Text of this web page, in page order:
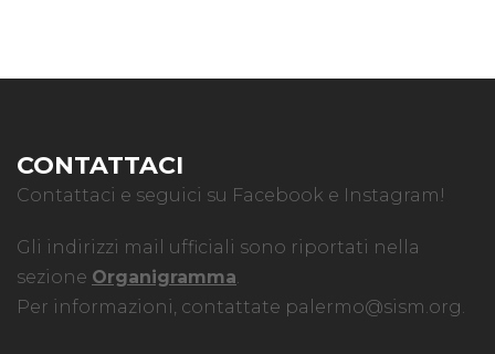
CONTATTACI
Contattaci e seguici su Facebook e Instagram!
Gli indirizzi mail ufficiali sono riportati nella
sezione Organigramma.
Per informazioni, contattate palermo@sism.org.